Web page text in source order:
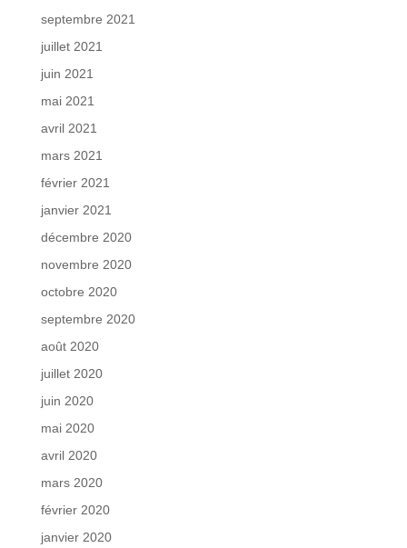
septembre 2021
juillet 2021
juin 2021
mai 2021
avril 2021
mars 2021
février 2021
janvier 2021
décembre 2020
novembre 2020
octobre 2020
septembre 2020
août 2020
juillet 2020
juin 2020
mai 2020
avril 2020
mars 2020
février 2020
janvier 2020